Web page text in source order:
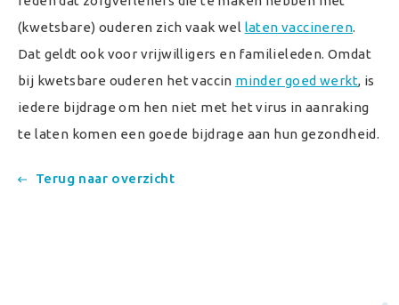
(kwetsbare) ouderen zich vaak wel laten vaccineren.
Dat geldt ook voor vrijwilligers en familieleden. Omdat
bij kwetsbare ouderen het vaccin minder goed werkt, is
iedere bijdrage om hen niet met het virus in aanraking
te laten komen een goede bijdrage aan hun gezondheid.
Terug naar overzicht